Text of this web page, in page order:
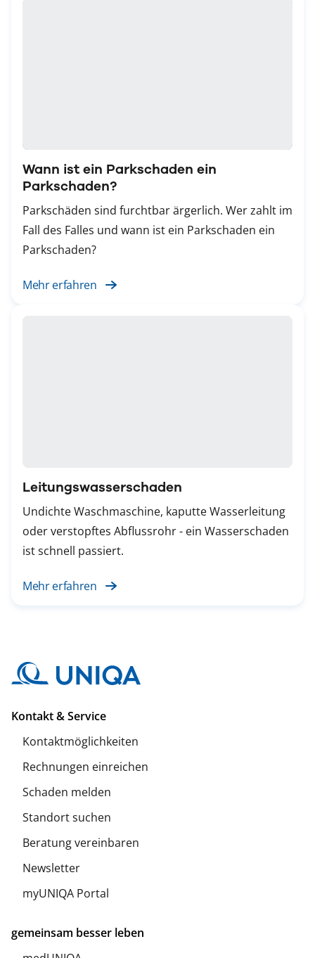
Wann ist ein Parkschaden ein
Parkschaden?
Parkschäden sind furchtbar ärgerlich. Wer zahlt im
Fall des Falles und wann ist ein Parkschaden ein
Parkschaden?
Mehr erfahren
Leitungswasserschaden
Undichte Waschmaschine, kaputte Wasserleitung
oder verstopftes Abflussrohr - ein Wasserschaden
ist schnell passiert.
Mehr erfahren
Kontakt & Service
Kontaktmöglichkeiten
Rechnungen einreichen
Schaden melden
Standort suchen
Beratung vereinbaren
Newsletter
myUNIQA Portal
gemeinsam besser leben